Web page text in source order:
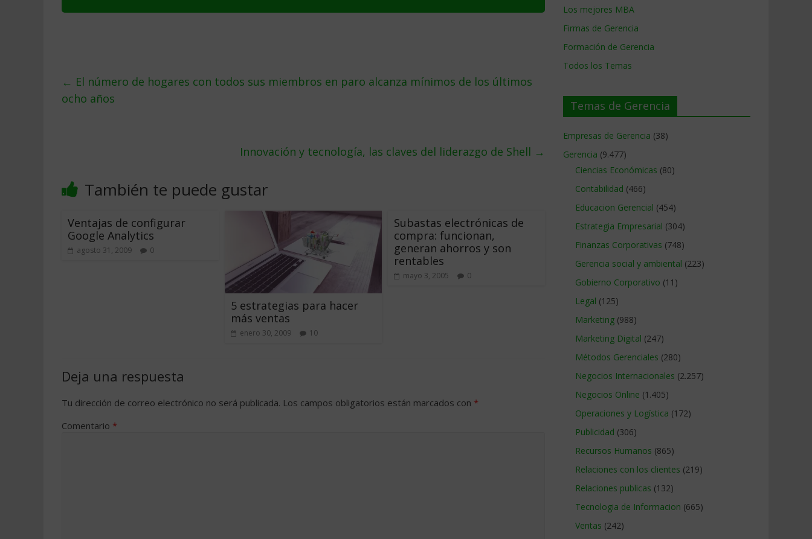
← El número de hogares con todos sus miembros en paro alcanza mínimos de los últimos
ocho años
Innovación y tecnología, las claves del liderazgo de Shell →
También te puede gustar
Ventajas de configurar
Google Analytics
agosto 31, 2009 0
5 estrategias para hacer
más ventas
enero 30, 2009 10
Subastas electrónicas de
compra: funcionan,
generan ahorros y son
rentables
mayo 3, 2005 0
Deja una respuesta
Tu dirección de correo electrónico no será publicada. Los campos obligatorios están marcados con *
Comentario *
Los mejores MBA
Firmas de Gerencia
Formación de Gerencia
Todos los Temas
Temas de Gerencia
Empresas de Gerencia (38)
Gerencia (9.477)
Ciencias Económicas (80)
Contabilidad (466)
Educacion Gerencial (454)
Estrategia Empresarial (304)
Finanzas Corporativas (748)
Gerencia social y ambiental (223)
Gobierno Corporativo (11)
Legal (125)
Marketing (988)
Marketing Digital (247)
Métodos Gerenciales (280)
Negocios Internacionales (2.257)
Negocios Online (1.405)
Operaciones y Logística (172)
Publicidad (306)
Recursos Humanos (865)
Relaciones con los clientes (219)
Relaciones publicas (132)
Tecnologia de Informacion (665)
Ventas (242)